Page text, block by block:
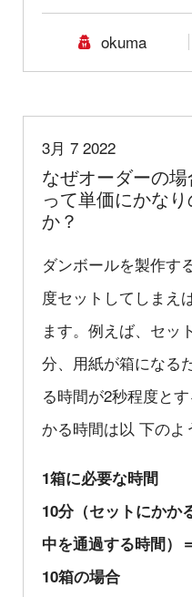
okuma
3月 7 2022
なぜオーダーの
って単価にかな
か？
ダンボールを製作す
度セットしてしまえ
ます。例えば、セッ
分、用紙が箱になる
る時間が2秒程度と
かる時間は以 下のよ
1箱に必要な時間
10分（セットにかか
中を通過する時間）
10箱の場合